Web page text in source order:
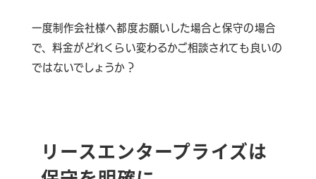
一度制作会社様へ都度お願いした場合と保守の場合
で、料金がどれくらい変わるかご相談されても良いの
ではないでしょうか？
リースエンタープライズは